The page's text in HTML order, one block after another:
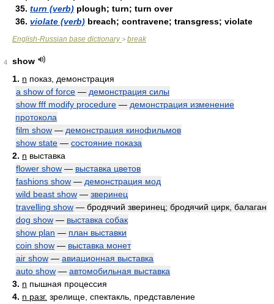
35. turn (verb) plough; turn; turn over
36. violate (verb) breach; contravene; transgress; violate
English-Russian base dictionary> break
4
show
1. n показ, демонстрация
a show of force — демонстрация силы
show fff modify procedure — демонстрация изменение
протокола
film show — демонстрация кинофильмов
show state — состояние показа
2. n выставка
flower show — выставка цветов
fashions show — демонстрация мод
wild beast show — зверинец
travelling show — бродячий зверинец; бродячий цирк, балаган
dog show — выставка собак
show plan — план выставки
coin show — выставка монет
air show — авиационная выставка
auto show — автомобильная выставка
3. n пышная процессия
4. n разг. зрелище, спектакль, представление